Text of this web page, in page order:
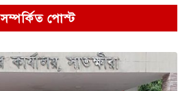
সম্পর্কিত পোস্ট